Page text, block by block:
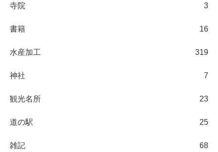
寺院 3
書籍 16
水産加工 319
神社 7
観光名所 23
道の駅 25
雑記 68